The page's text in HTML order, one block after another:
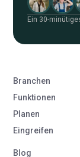
Ein 30-
Branchen
Funktionen
Planen
Eingreifen
Blog